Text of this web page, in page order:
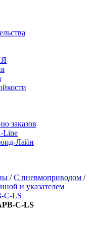
заказов
Line
Лайн
/С пневмоприводом /
и указателем
C-LS
C-LS